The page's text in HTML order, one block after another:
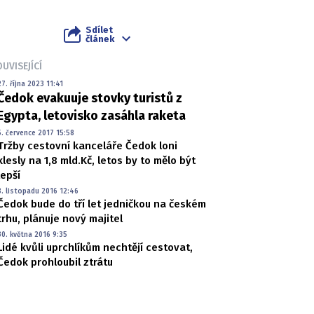
Sdílet
článek
října 2023 11:41
evakuuje stovky turistů z
letovisko zasáhla raketa
července 2017 15:58
cestovní kanceláře Čedok loni
na 1,8 mld.Kč, letos by to mělo být
listopadu 2016 12:46
bude do tří let jedničkou na českém
plánuje nový majitel
května 2016 9:35
kvůli uprchlíkům nechtějí cestovat,
prohloubil ztrátu